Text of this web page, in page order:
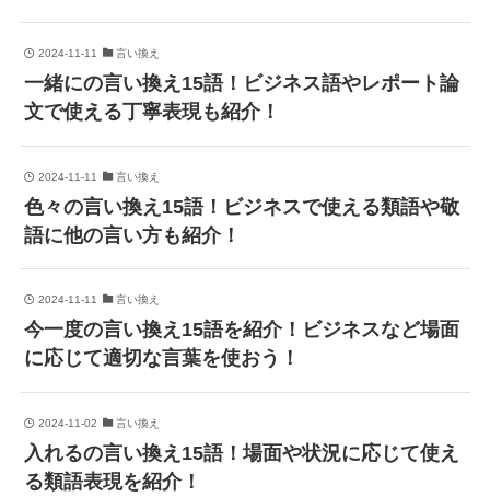
2024-11-11 言い換え
一緒にの言い換え15語！ビジネス語やレポート論
文で使える丁寧表現も紹介！
2024-11-11 言い換え
色々の言い換え15語！ビジネスで使える類語や敬
語に他の言い方も紹介！
2024-11-11 言い換え
今一度の言い換え15語を紹介！ビジネスなど場面
に応じて適切な言葉を使おう！
2024-11-02 言い換え
入れるの言い換え15語！場面や状況に応じて使え
る類語表現を紹介！